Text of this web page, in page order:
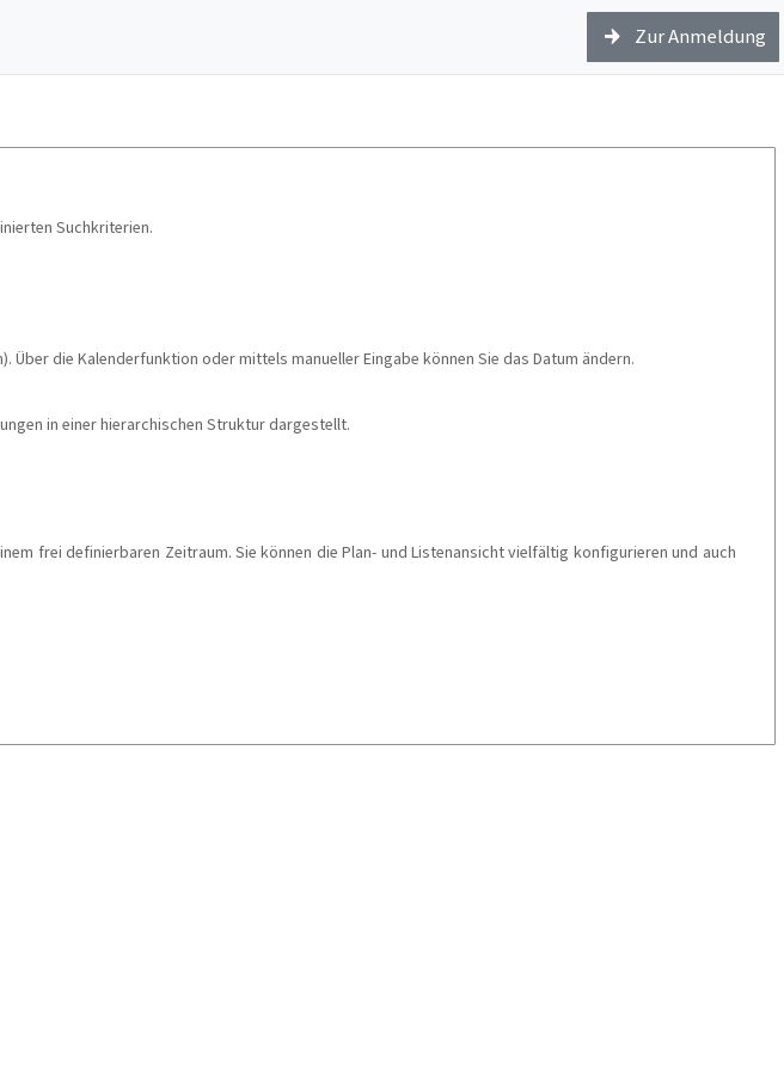
Zur Anmeldung
Suchkriterien.
Über die Kalenderfunktion oder mittels manueller Eingabe können Sie das Datum ändern.
in einer hierarchischen Struktur dargestellt.
frei definierbaren Zeitraum. Sie können die Plan- und Listenansicht vielfältig konfigurieren und auch